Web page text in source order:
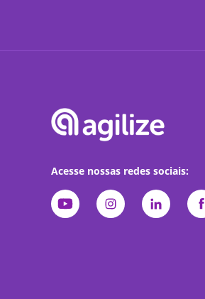
Acesse nossas redes sociais: